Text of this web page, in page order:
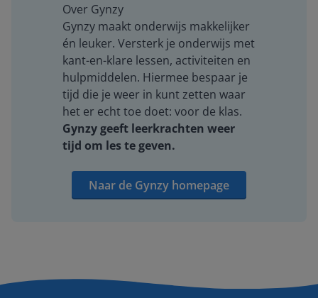
Over Gynzy
Gynzy maakt onderwijs makkelijker
én leuker. Versterk je onderwijs met
kant-en-klare lessen, activiteiten en
hulpmiddelen. Hiermee bespaar je
tijd die je weer in kunt zetten waar
het er echt toe doet: voor de klas.
Gynzy geeft leerkrachten weer
tijd om les te geven.
Naar de Gynzy homepage